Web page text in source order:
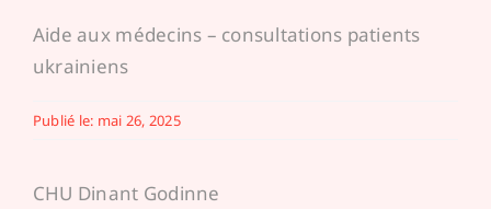
Aide aux médecins – consultations patients
ukrainiens
Publié le: mai 26, 2025
CHU Dinant Godinne